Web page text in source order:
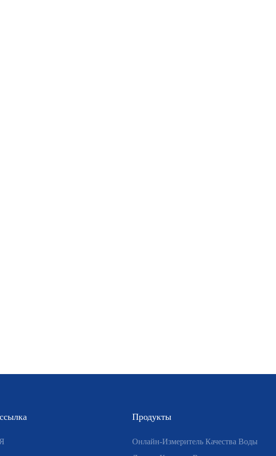
Продукты
Онлайн-Измеритель Качества Воды